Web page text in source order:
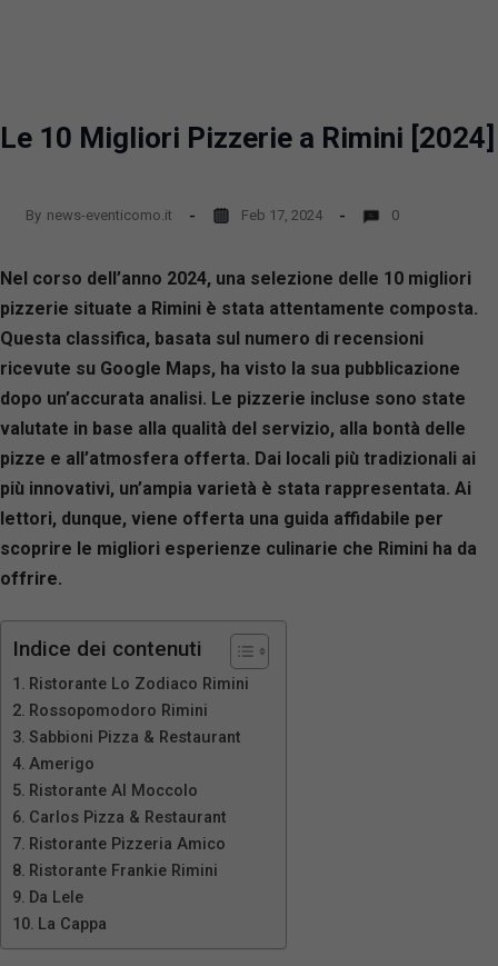
Le 10 Migliori Pizzerie a Rimini [2024]
By news-eventicomo.it Feb 17, 2024 0
Nel corso dell’anno 2024, una selezione delle 10 migliori
pizzerie situate a Rimini è stata attentamente composta.
Questa classifica, basata sul numero di recensioni
ricevute su Google Maps, ha visto la sua pubblicazione
dopo un’accurata analisi. Le pizzerie incluse sono state
valutate in base alla qualità del servizio, alla bontà delle
pizze e all’atmosfera offerta. Dai locali più tradizionali ai
più innovativi, un’ampia varietà è stata rappresentata. Ai
lettori, dunque, viene offerta una guida affidabile per
scoprire le migliori esperienze culinarie che Rimini ha da
offrire.
Indice dei contenuti
Ristorante Lo Zodiaco Rimini
Rossopomodoro Rimini
Sabbioni Pizza & Restaurant
Amerigo
Ristorante Al Moccolo
Carlos Pizza & Restaurant
Ristorante Pizzeria Amico
Ristorante Frankie Rimini
Da Lele
La Cappa